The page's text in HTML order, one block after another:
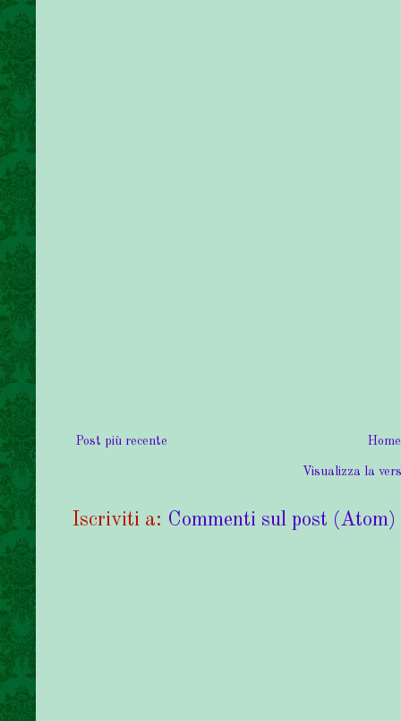
Post più recente
Visualizza la
Iscriviti a: Commenti sul post (Atom)